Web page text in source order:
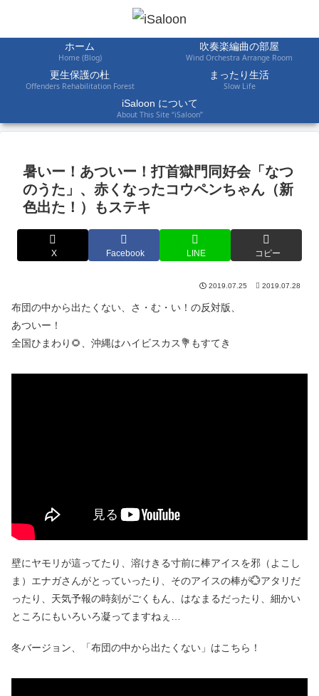
ホーム
Home (Blog)
吹奏楽編曲の部屋
Wind Orchestra Arrange Room
更生保護の杜
Offenders Rehabilitation Forest
まったり生活
Slow Life
iSaloon について
About This Site “iSaloon”
暑いー！あついー！打首獄門同好会「なつ
のうた」、赤くなったコウペンちゃん（新
色出た！）もステキ
X Facebook LINE コピー
2019.07.25 2019.07.28
布団の中から出たくない、さ・む・い！の反対版、
あついー！
全国ひまわり🌻、沖縄はハイビスカス💐もすてき
壁にヤモリが這ってたり、溶けきる寸前に棒アイスを邪（よこし
ま）エナガさんがとっていったり、そのアイスの棒が💮アタリだ
ったり、天気予報の時刻がごくもん、はなまるだったり、細かい
ところにもいろいろ凝ってますねぇ…
冬バージョン、「布団の中から出たくない」はこちら！